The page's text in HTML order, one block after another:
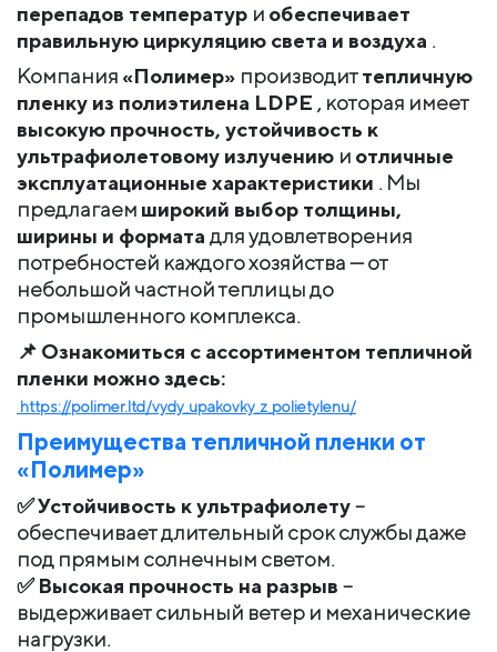
перепадов температур и обеспечивает
правильную циркуляцию света и воздуха .
Компания «Полимер» производиттепличную
пленку из полиэтилена LDPE , которая имеет
высокую прочность, устойчивость к
ультрафиолетовому излучению и отличные
эксплуатационные характеристики . Мы
предлагаем широкий выбор толщины,
ширины и формата для удовлетворения
потребностей каждого хозяйства — от
небольшой частной теплицы до
промышленного комплекса.
📌 Ознакомиться с ассортиментом тепличной
пленки можно здесь:
https://polimer.ltd/vydy_upakovky_z_polietylenu/
Преимущества тепличной пленки от
«Полимер»
✅Устойчивость к ультрафиолету–
обеспечивает длительный срок службы даже
под прямым солнечным светом.
✅Высокая прочность на разрыв –
выдерживает сильный ветер и механические
нагрузки.